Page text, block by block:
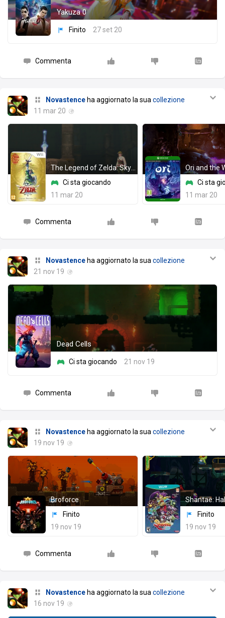
Yakuza 0
Finito 27 set 20
Commenta
Novastence ha aggiornato la sua collezione
11 mar 20
Ci sta giocando
11 mar 20
Ci sta
11 mar 20
Commenta
Novastence ha aggiornato la sua collezione
21 nov 19
Dead Cells
Ci sta giocando 21 nov 19
Commenta
Novastence ha aggiornato la sua collezione
19 nov 19
Broforce
Finito
19 nov 19
Shantae:
Finito
19 nov 19
Commenta
Novastence ha aggiornato la sua collezione
16 nov 19